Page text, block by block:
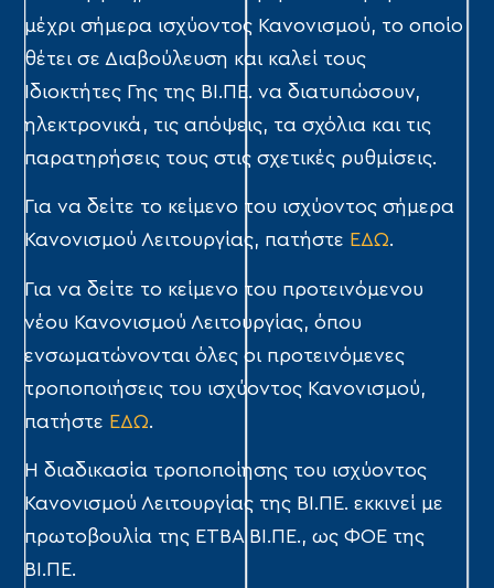
μέχρι σήμερα ισχύοντος Κανονισμού, το οποίο
θέτει σε Διαβούλευση και καλεί τους
Ιδιοκτήτες Γης της ΒΙ.ΠΕ. να διατυπώσουν,
ηλεκτρονικά, τις απόψεις, τα σχόλια και τις
παρατηρήσεις τους στις σχετικές ρυθμίσεις.
Για να δείτε το κείμενο του ισχύοντος σήμερα
Κανονισμού Λειτουργίας, πατήστε ΕΔΩ.
Για να δείτε το κείμενο του προτεινόμενου
νέου Κανονισμού Λειτουργίας, όπου
ενσωματώνονται όλες οι προτεινόμενες
τροποποιήσεις του ισχύοντος Κανονισμού,
πατήστε ΕΔΩ.
Η διαδικασία τροποποίησης του ισχύοντος
Κανονισμού Λειτουργίας της ΒΙ.ΠΕ. εκκινεί με
πρωτοβουλία της ΕΤΒΑ ΒΙ.ΠΕ., ως ΦΟΕ της
ΒΙ.ΠΕ.